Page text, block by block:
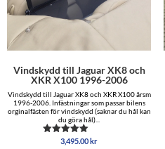
Vindskydd till Jaguar XK8 och
XKR X100 1996-2006
Vindskydd till Jaguar XK8 och XKR X100 årsm
1996-2006. Infästningar som passar bilens
orginalfästen för vindskydd (saknar du hål kan
du göra hål)...
Betygsatt
3,495.00 kr